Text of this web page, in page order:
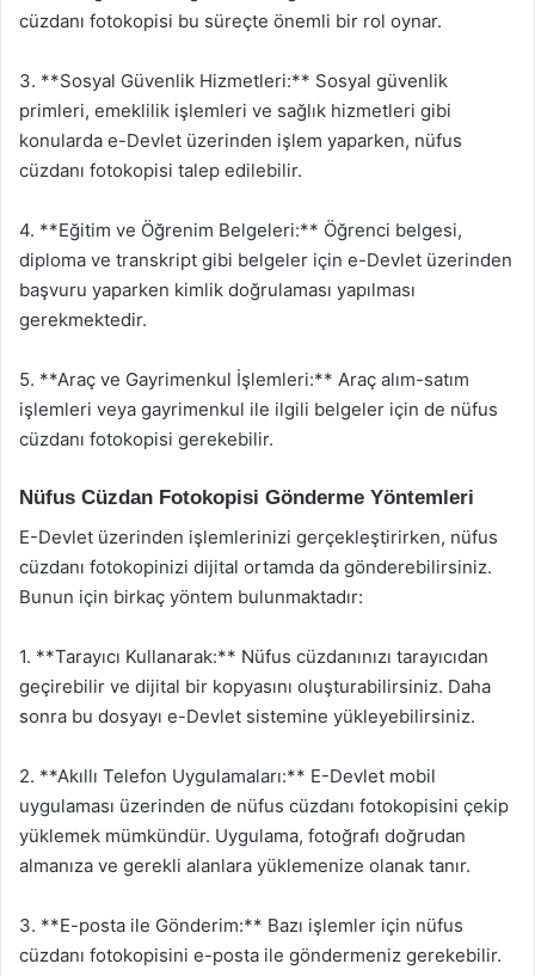
cüzdanı fotokopisi bu süreçte önemli bir rol oynar.
3. **Sosyal Güvenlik Hizmetleri:** Sosyal güvenlik
primleri, emeklilik işlemleri ve sağlık hizmetleri gibi
konularda e-Devlet üzerinden işlem yaparken, nüfus
cüzdanı fotokopisi talep edilebilir.
4. **Eğitim ve Öğrenim Belgeleri:** Öğrenci belgesi,
diploma ve transkript gibi belgeler için e-Devlet üzerinden
başvuru yaparken kimlik doğrulaması yapılması
gerekmektedir.
5. **Araç ve Gayrimenkul İşlemleri:** Araç alım-satım
işlemleri veya gayrimenkul ile ilgili belgeler için de nüfus
cüzdanı fotokopisi gerekebilir.
Nüfus Cüzdan Fotokopisi Gönderme Yöntemleri
E-Devlet üzerinden işlemlerinizi gerçekleştirirken, nüfus
cüzdanı fotokopinizi dijital ortamda da gönderebilirsiniz.
Bunun için birkaç yöntem bulunmaktadır:
1. **Tarayıcı Kullanarak:** Nüfus cüzdanınızı tarayıcıdan
geçirebilir ve dijital bir kopyasını oluşturabilirsiniz. Daha
sonra bu dosyayı e-Devlet sistemine yükleyebilirsiniz.
2. **Akıllı Telefon Uygulamaları:** E-Devlet mobil
uygulaması üzerinden de nüfus cüzdanı fotokopisini çekip
yüklemek mümkündür. Uygulama, fotoğrafı doğrudan
almanıza ve gerekli alanlara yüklemenize olanak tanır.
3. **E-posta ile Gönderim:** Bazı işlemler için nüfus
cüzdanı fotokopisini e-posta ile göndermeniz gerekebilir.